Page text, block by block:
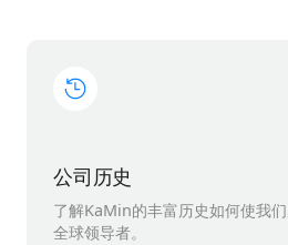
公司历史
了解KaMin的丰富历史如何使我
全球领导者。